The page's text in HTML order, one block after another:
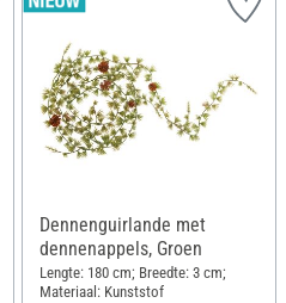
Dennenguirlande met
dennenappels, Groen
Lengte: 180 cm; Breedte: 3 cm;
Materiaal: Kunststof